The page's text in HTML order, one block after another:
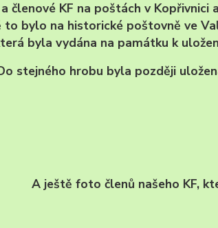
členové KF na poštách v Kopřivnici
to bylo na historické poštovně ve
byla vydána na památku k
stejného hrobu byla později
A ještě foto členů našeho KF,